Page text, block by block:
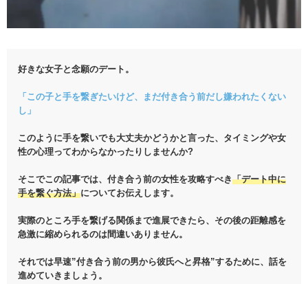
好きな女子と念願のデート。
「この子と手を繋ぎたいけど、まだ付き合う前だし嫌われたくない
し」
このように手を繋いでも大丈夫かどうかと言った、タイミングや女
性の心理ってわからなかったりしませんか?
そこでこの記事では、付き合う前の女性を攻略すべき「デート中に
手を繋ぐ方法」についてお伝えします。
実際のところ手を繋げる関係まで進展できたら、その後の距離感を
急激に縮められるのは間違いありません。
それでは早速”付き合う前の男から彼氏へと昇格”するために、話を
進めていきましょう。